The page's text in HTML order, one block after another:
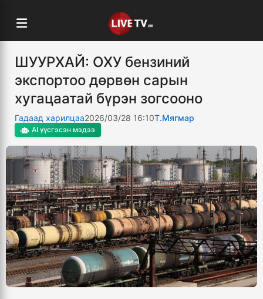
ШУУРХАЙ: ОХУ бензиний
экспортоо дөрвөн сарын
хугацаатай бүрэн зогсооно
Гадаад харилцаа2026/03/28 16:10Т.Мягмар
AI үүсгэсэн мэдээ